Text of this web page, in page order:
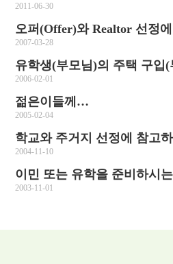
2011-06-30
오퍼(Offer)와 Realtor 선정
2007-03-28
유학생(부모님)의 주택 구입(
2006-02-01
젊은이들께…
2005-02-04
학교와 주거지 선정에 참고
2004-11-10
이민 또는 유학을 준비하시는
2003-11-01